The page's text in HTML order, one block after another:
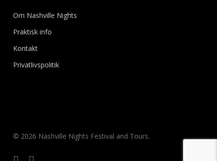
Om Nashville Nights
Praktisk info
Kontakt
Privatlivspolitik
© 2026 Nashville Nights Festival and Tours.
facebookinstagram